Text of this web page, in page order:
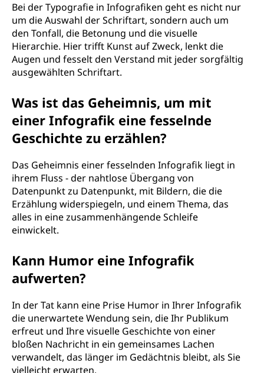
Bei der Typografie in Infografiken geht es nicht nur
um die Auswahl der Schriftart, sondern auch um
den Tonfall, die Betonung und die visuelle
Hierarchie. Hier trifft Kunst auf Zweck, lenkt die
Augen und fesselt den Verstand mit jeder sorgfältig
ausgewählten Schriftart.
Was ist das Geheimnis, um mit
einer Infografik eine fesselnde
Geschichte zu erzählen?
Das Geheimnis einer fesselnden Infografik liegt in
ihrem Fluss - der nahtlose Übergang von
Datenpunkt zu Datenpunkt, mit Bildern, die die
Erzählung widerspiegeln, und einem Thema, das
alles in eine zusammenhängende Schleife
einwickelt.
Kann Humor eine Infografik
aufwerten?
In der Tat kann eine Prise Humor in Ihrer Infografik
die unerwartete Wendung sein, die Ihr Publikum
erfreut und Ihre visuelle Geschichte von einer
bloßen Nachricht in ein gemeinsames Lachen
verwandelt, das länger im Gedächtnis bleibt, als Sie
vielleicht erwarten.